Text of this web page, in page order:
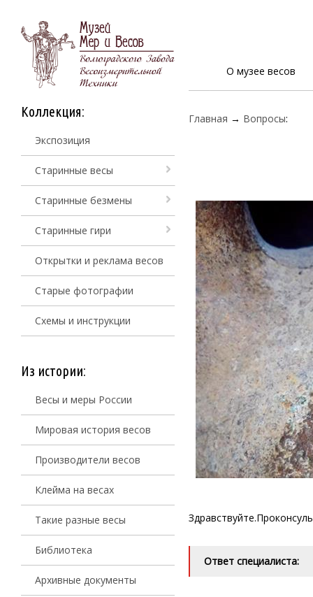
О музее весов
Коллекция:
Экспозиция
Старинные весы
Старинные безмены
Старинные гири
Открытки и реклама весов
Старые фотографии
Схемы и инструкции
Из истории:
Весы и меры России
Мировая история весов
Производители весов
Клейма на весах
Такие разные весы
Библиотека
Архивные документы
Главная → Вопросы:
Ответ специалиста: